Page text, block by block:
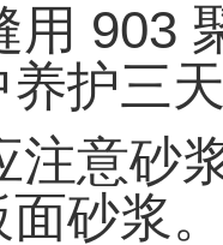
用 903
护三
注意砂
砂浆